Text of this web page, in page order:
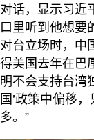
对话，显示习近
口里听到他想要
对台立场时，中
得美国去年在巴
明不会支持台
国’政策中偏移
多。”